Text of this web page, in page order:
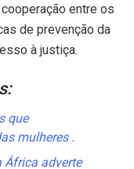
entre os
de prevenção da
à justiça.
que
mulheres .
África adverte